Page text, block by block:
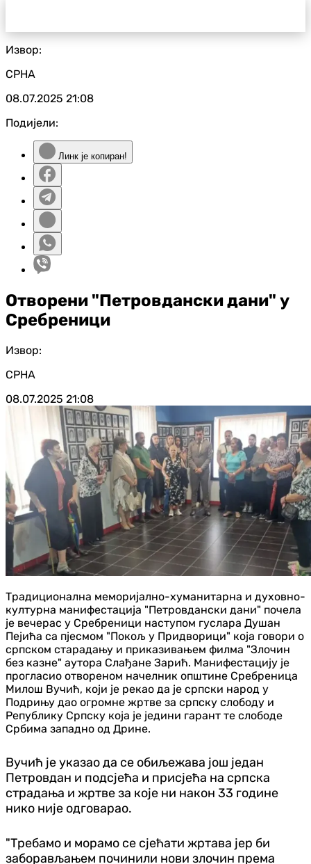
Извор:
СРНА
08.07.2025 21:08
Подијели:
Линк је копиран!
Отворени "Петровдански дани" у
Сребреници
Извор:
СРНА
08.07.2025 21:08
Традиционална меморијално-хуманитарна и духовно-
културна манифестација "Петровдански дани" почела
је вечерас у Сребреници наступом гуслара Душан
Пејића са пјесмом "Покољ у Придворици" која говори о
српском старадању и приказивањем филма "Злочин
без казне" аутора Слађане Зарић. Манифестацију је
прогласио отвореном начелник општине Сребреница
Милош Вучић, који је рекао да је српски народ у
Подрињу дао огромне жртве за српску слободу и
Републику Српску која је једини гарант те слободе
Србима западно од Дрине.
Вучић је указао да се обиљежава још један
Петровдан и подсјећа и присјећа на српска
страдања и жртве за које ни након 33 године
нико није одговарао.
"Требамо и морамо се сјећати жртава јер би
заборављањем починили нови злочин према